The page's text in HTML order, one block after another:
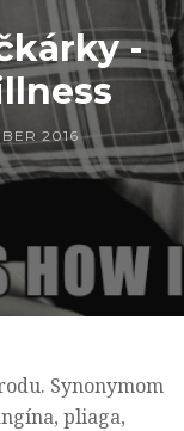
-
2016
Synonymom
pliaga,